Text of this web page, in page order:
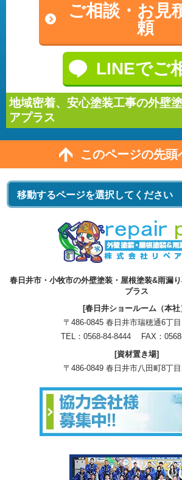
ご相談・ お見
頼
LINEでご
地域密着、安心塗装工事の外壁
アプラス
このページの先頭
春日井市・小牧市の外壁塗装・屋根塗装&雨漏
プラス
[春日井ショールーム（本社
〒486-0845 春日井市瑞穂通6丁
TEL： 0568-84-8444 FAX：
[資材置き場]
〒486-0849 春日井市八田町8丁